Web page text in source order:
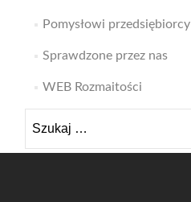
Pomysłowi przedsiębiorcy
Sprawdzone przez nas
WEB Rozmaitości